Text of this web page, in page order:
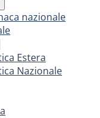
nazionale
Estera
Nazionale